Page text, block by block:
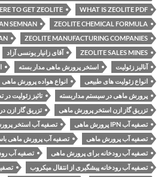
WHAT IS ZEOLITE PDF
TO GET ZEOLITE?
ZEOLITE CHEMICAL FORMULA
SEMNAN
ZEOLITE MANUFACTURING COMPANIES
ZEOLITE SALES MINES
آقای زانیار یونسی آزاد
آنالیز زئولیت
استخر پرورش ماهی مدار بسته
انواع زئولیت های طبیعی
انواع هواده پرورش ماهی
پرورش ماهی در سیستم مداربسته
تاثیز زئولیت
تزریق گاز ازن استخر پرورش ماهی
تزریق گاز ازن
تصفیه آب IPN پرورش ماهی
تصفیه آب استخر
تصفیه آب پرورش ماهی
تصفیه آب پرورش ماهی
تصفیه آب رودخانه برای پرورش ماهی
تصفیه آب
تصفیه آب رودخانه پیشگیری از انتقال میکروب